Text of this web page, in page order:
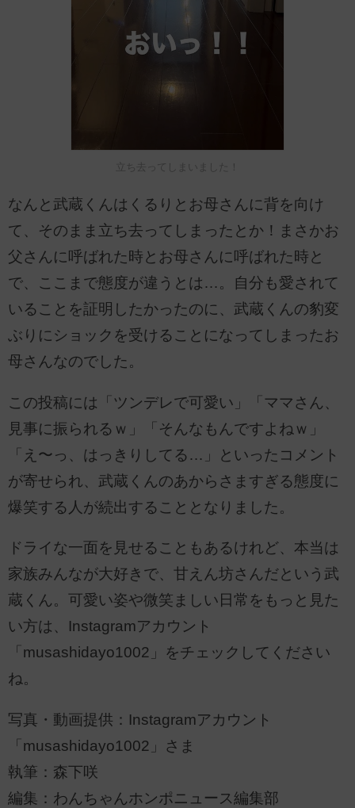
立ち去ってしまいました！
なんと武蔵くんはくるりとお母さんに背を向け
て、そのまま立ち去ってしまったとか！まさかお
父さんに呼ばれた時とお母さんに呼ばれた時と
で、ここまで態度が違うとは…。自分も愛されて
いることを証明したかったのに、武蔵くんの豹変
ぶりにショックを受けることになってしまったお
母さんなのでした。
この投稿には「ツンデレで可愛い」「ママさん、
見事に振られるｗ」「そんなもんですよねｗ」
「え〜っ、はっきりしてる…」といったコメント
が寄せられ、武蔵くんのあからさますぎる態度に
爆笑する人が続出することとなりました。
ドライな一面を見せることもあるけれど、本当は
家族みんなが大好きで、甘えん坊さんだという武
蔵くん。可愛い姿や微笑ましい日常をもっと見た
い方は、Instagramアカウント
「musashidayo1002」をチェックしてください
ね。
写真・動画提供：Instagramアカウント
「musashidayo1002」さま
執筆：森下咲
編集：わんちゃんホンポニュース編集部